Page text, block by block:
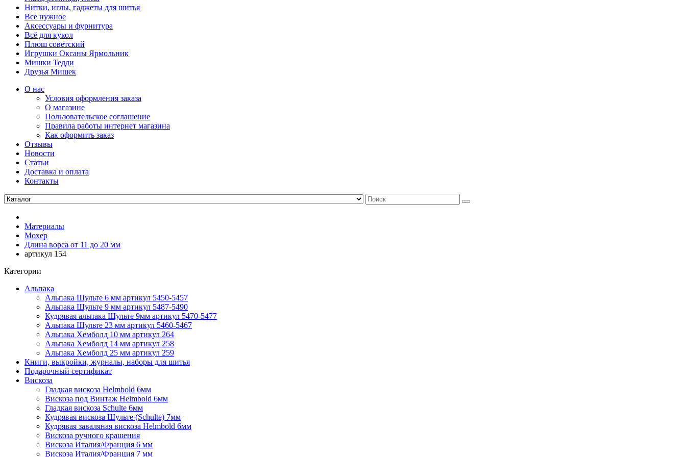
Нитки, иглы, гаджеты для шитья
Все нужное
Аксессуары и фурнитура
Всё для кукол
Плюш советский
Игрушки Оксаны Ярмольник
Мишки Тедди
Друзья Мишек
О нас
Условия оформления заказа
О магазине
Пользовательское соглашение
Правила работы интернет магазина
Как оформить заказ
Отзывы
Новости
Статьи
Доставка и оплата
Контакты
Материалы
Мохер
Длина ворса от 11 до 20 мм
артикул 154
Категории
Альпака
Альпака Шульте 6 мм артикул 5450-5457
Альпака Шульте 9 мм артикул 5487-5490
Кудрявая альпака Шульте 9мм артикул 5470-5477
Альпака Шульте 23 мм артикул 5460-5467
Альпака Хемболд 10 мм артикул 264
Альпака Хемболд 14 мм артикул 258
Альпака Хемболд 25 мм артикул 259
Книги, выкройки, журналы, наборы для шитья
Подарочный сертификат
Вискоза
Гладкая вискоза Helmbold 6мм
Вискоза под Винтаж Helmbold 6мм
Гладкая вискоза Schulte 6мм
Кудрявая вискоза Шульте (Schulte) 7мм
Кудрявая заваляная вискоза Helmbold 6мм
Вискоза ручного крашения
Вискоза Италия/Франция 6 мм
Вискоза Италия/Франция 7 мм